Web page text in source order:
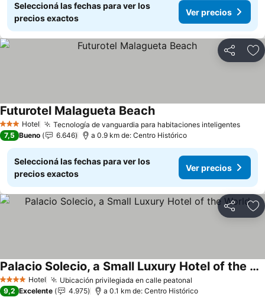
Seleccioná las fechas para ver los
precios exactos
Ver precios
Compartir
3 Estrellas
Hotel Tecnología de vanguardia para habitaciones inteligentesVer
Futurotel Malagueta BeachVer precios
7,5 Bueno 6.646 a 0.9 km de: Centro Histórico
Seleccioná las fechas para ver los
precios exactos
Ver precios
Compartir
4 EstrellasHotel Ubicación privilegiada en calle peatonal
Palacio Solecio, a Small Luxury Hotel of the World
Ver precios
9,2 Excelente 4.975 a 0.1 km de: Centro Histórico